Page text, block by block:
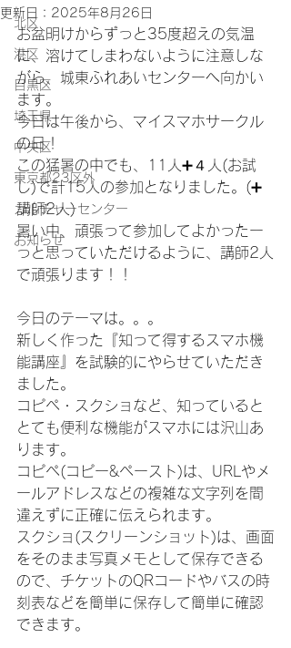
北区
港区
目黒区
埼玉県
中央区
東京都23区外
カルチャーセンター
お知らせ
更新日： 2025年8月26日
お盆明けからずっと35度超えの気温
に、溶けてしまわないように注意しな
がら、城東ふれあいセンターへ向かい
ます。
今日は午後から、マイスマホサークル
の日！
この猛暑の中でも、11人➕４人(お試
し)で計15人の参加となりました。(➕
講師2人)
暑い中、頑張って参加してよかったー
っと思っていただけるように、講師2人
で頑張ります！！
今日のテーマは。。。
新しく作った『知って得するスマホ機
能講座』を試験的にやらせていただき
ました。
コピペ・スクショなど、知っていると
とても便利な機能がスマホには沢山あ
ります。
コピペ(コピー&ペースト)は、URLやメ
ールアドレスなどの複雑な文字列を間
違えずに正確に伝えられます。
スクショ(スクリーンショット)は、画面
をそのまま写真メモとして保存できる
ので、チケットのQRコードやバスの時
刻表などを簡単に保存して簡単に確認
できます。